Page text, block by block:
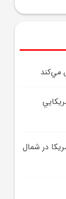
مي‌کند
در شمال